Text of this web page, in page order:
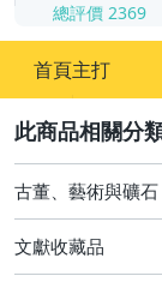
總評價 2369
首頁主打
其它
古董、藝術與礦石
文獻收藏品